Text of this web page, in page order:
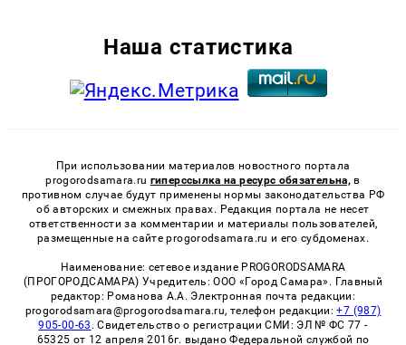
Наша статистика
При использовании материалов новостного портала
progorodsamara.ru гиперссылка на ресурс обязательна, в
противном случае будут применены нормы законодательства РФ
об авторских и смежных правах. Редакция портала не несет
ответственности за комментарии и материалы пользователей,
размещенные на сайте progorodsamara.ru и его субдоменах.
Наименование: сетевое издание PROGORODSAMARA
(ПРОГОРОДСАМАРА) Учредитель: ООО «Город Самара». Главный
редактор: Романова А.А. Электронная почта редакции:
progorodsamara@progorodsamara.ru, телефон редакции:+7 (987)
905-00-63 . Свидетельство о регистрации СМИ: ЭЛ № ФС 77 -
65325 от 12 апреля 2016г. выдано Федеральной службой по